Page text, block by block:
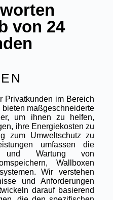
von 24
Privatkunden im Bereich
maßgeschneiderte
um ihnen zu helfen,
ihre Energiekosten zu
zum Umweltschutz zu
umfassen die
und Wartung von
Wallboxen
Wir verstehen
und Anforderungen
darauf basierend